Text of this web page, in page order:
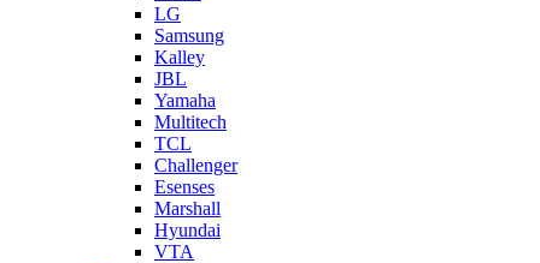
LG
Samsung
Kalley
JBL
Yamaha
Multitech
TCL
Challenger
Esenses
Marshall
Hyundai
VTA